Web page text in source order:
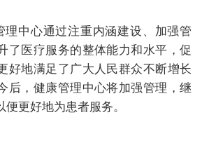
理中心通过注重内涵建设、加强管
了医疗服务的整体能力和水平，促
好地满足了广大人民群众不断增长
后，健康管理中心将加强管理，继
更好地为患者服务。